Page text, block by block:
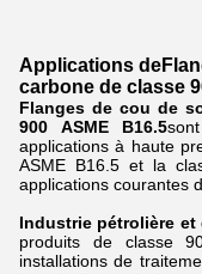
Applications de
carbone de classe
Flanges de cou de
900 ASME B16.5
applications à haute
ASME B16.5 et la
applications courantes
Industrie pétrolière et
produits de classe
installations de